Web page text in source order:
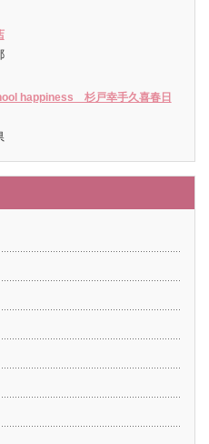
happiness 杉戸幸手久喜春日